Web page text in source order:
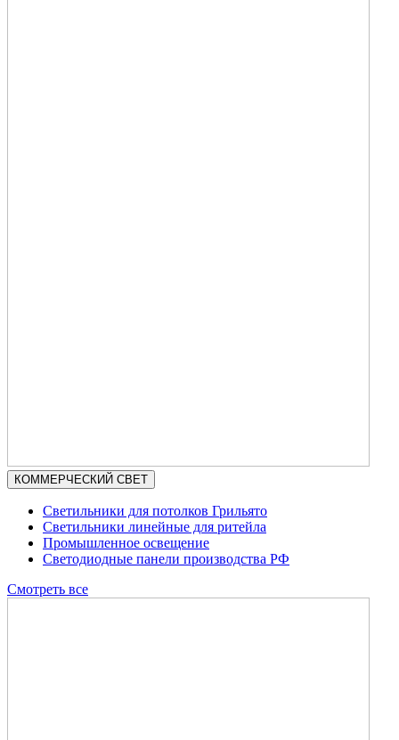
КОММЕРЧЕСКИЙ СВЕТ
Светильники для потолков Грильято
Светильники линейные для ритейла
Промышленное освещение
Светодиодные панели производства РФ
Смотреть все